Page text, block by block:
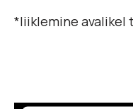
*liiklemine avalikel